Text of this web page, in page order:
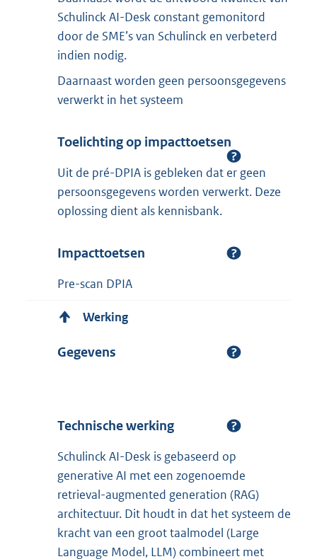
Schulinck AI-Desk constant gemonitord
door de SME’s van Schulinck en verbeterd
indien nodig.
Daarnaast worden geen persoonsgegevens
verwerkt in het systeem
Toelichting op impacttoetsen
Uit de pré-DPIA is gebleken dat er geen
persoonsgegevens worden verwerkt. Deze
oplossing dient als kennisbank.
Impacttoetsen
Pre-scan DPIA
Werking
Gegevens
Technische werking
Schulinck AI-Desk is gebaseerd op
generative AI met een zogenoemde
retrieval-augmented generation (RAG)
architectuur. Dit houdt in dat het systeem de
kracht van een groot taalmodel (Large
Language Model, LLM) combineert met